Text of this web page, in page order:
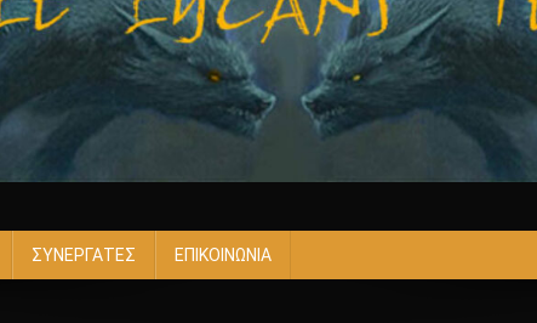
ΣΥΝΕΡΓΑΤΕΣ ΕΠΙΚΟΙΝΩΝΙΑ